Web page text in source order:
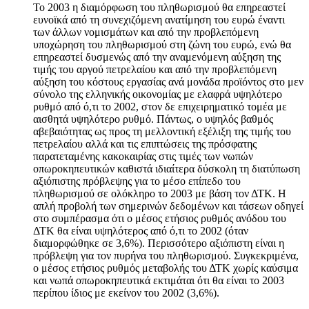
Το 2003 η διαμόρφωση του πληθωρισμού θα επηρεαστεί
ευνοϊκά από τη συνεχιζόμενη ανατίμηση του ευρώ έναντι
των άλλων νομισμάτων και από την προβλεπόμενη
υποχώρηση του πληθωρισμού στη ζώνη του ευρώ, ενώ θα
επηρεαστεί δυσμενώς από την αναμενόμενη αύξηση της
τιμής του αργού πετρελαίου και από την προβλεπόμενη
αύξηση του κόστους εργασίας ανά μονάδα προϊόντος στο μεν
σύνολο της ελληνικής οικονομίας με ελαφρά υψηλότερο
ρυθμό από ό,τι το 2002, στον δε επιχειρηματικό τομέα με
αισθητά υψηλότερο ρυθμό. Πάντως, ο υψηλός βαθμός
αβεβαιότητας ως προς τη μελλοντική εξέλιξη της τιμής του
πετρελαίου αλλά και τις επιπτώσεις της πρόσφατης
παρατεταμένης κακοκαιρίας στις τιμές των νωπών
οπωροκηπευτικών καθιστά ιδιαίτερα δύσκολη τη διατύπωση
αξιόπιστης πρόβλεψης για το μέσο επίπεδο του
πληθωρισμού σε ολόκληρο το 2003 με βάση τον ΔΤΚ. Η
απλή προβολή των σημερινών δεδομένων και τάσεων οδηγεί
στο συμπέρασμα ότι ο μέσος ετήσιος ρυθμός ανόδου του
ΔΤΚ θα είναι υψηλότερος από ό,τι το 2002 (όταν
διαμορφώθηκε σε 3,6%). Περισσότερο αξιόπιστη είναι η
πρόβλεψη για τον πυρήνα του πληθωρισμού. Συγκεκριμένα,
ο μέσος ετήσιος ρυθμός μεταβολής του ΔΤΚ χωρίς καύσιμα
και νωπά οπωροκηπευτικά εκτιμάται ότι θα είναι το 2003
περίπου ίδιος με εκείνον του 2002 (3,6%).